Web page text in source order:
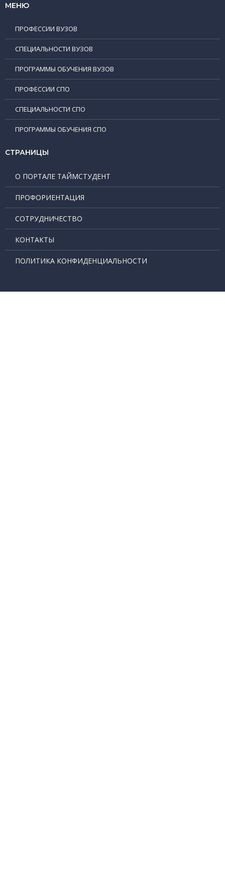
МЕНЮ
ПРОФЕССИИ ВУЗОВ
СПЕЦИАЛЬНОСТИ ВУЗОВ
ПРОГРАММЫ ОБУЧЕНИЯ ВУЗОВ
ПРОФЕССИИ СПО
СПЕЦИАЛЬНОСТИ СПО
ПРОГРАММЫ ОБУЧЕНИЯ СПО
СТРАНИЦЫ
О ПОРТАЛЕ ТАЙМСТУДЕНТ
ПРОФОРИЕНТАЦИЯ
СОТРУДНИЧЕСТВО
КОНТАКТЫ
ПОЛИТИКА КОНФИДЕНЦИАЛЬНОСТИ